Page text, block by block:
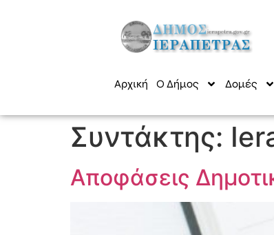
Αρχική Ο Δήμος Δομές
Συντάκτης:
Αποφάσεις